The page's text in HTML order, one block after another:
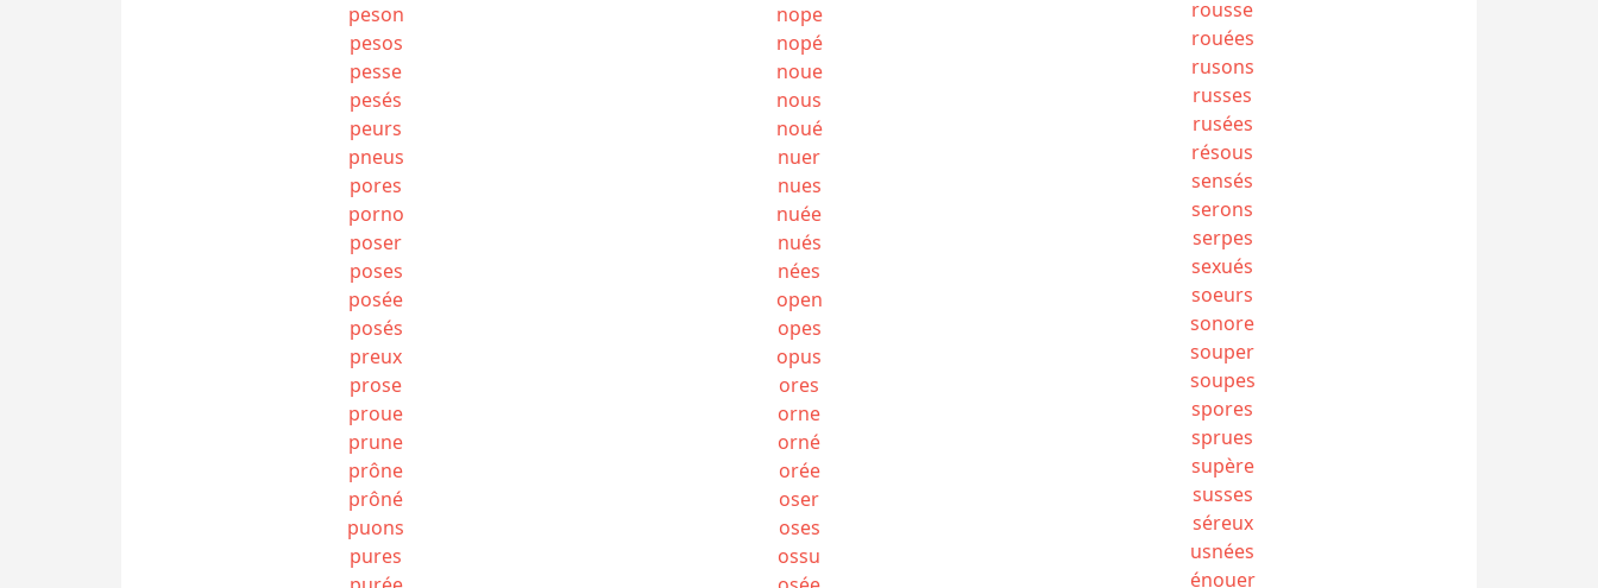
rousse
rouées
rusons
russes
rusées
résous
sensés
serons
serpes
sexués
soeurs
sonore
souper
soupes
spores
sprues
supère
susses
séreux
usnées
énouer
peson
pesos
pesse
pesés
peurs
pneus
pores
porno
poser
poses
posée
posés
preux
prose
proue
prune
prône
prôné
puons
pures
nope
nopé
noue
nous
noué
nuer
nues
nuée
nués
nées
open
opes
opus
ores
orne
orné
orée
oser
oses
ossu